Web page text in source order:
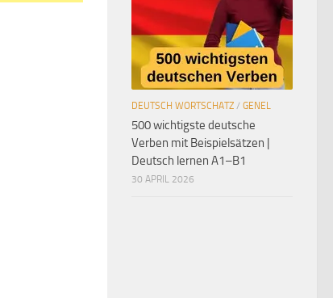
DEUTSCH WORTSCHATZ / GENEL
500 wichtigste deutsche
Verben mit Beispielsätzen |
Deutsch lernen A1–B1
30 APRIL 2026